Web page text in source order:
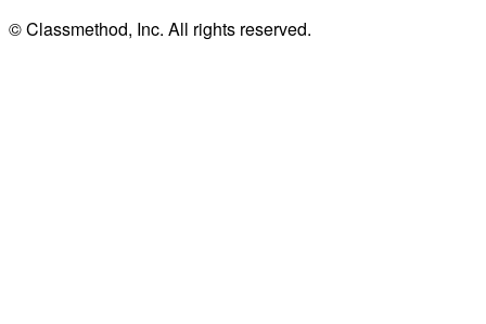
© Classmethod, Inc. All rights reserved.